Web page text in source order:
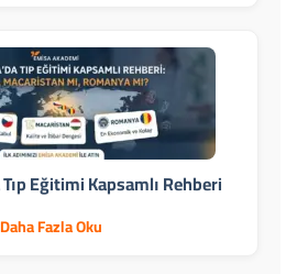
Eğitimi Kapsamlı Rehberi
Daha Fazla Oku